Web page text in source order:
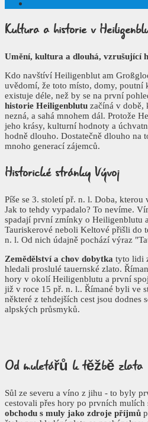
Kultura a historie v
Umění, kultura a dlouhá, vzrušující
Kdo navštíví Heiligenblut am
uvědomí, že toto místo, domy, poutní
existuje déle, než by se na první
historie Heiligenblutu začíná v době,
nezná, a sahá mnohem dál. Protože
jeho krásy, kulturní hodnoty a
hodně dlouho. Dostatečně dlouho na
mnoho generací zájemců.
Historické stránky Vývoj
Píše se 3. století př. n. l. Doba, kterou
Jak to tehdy vypadalo? To nevíme.
spadají první zmínky o Heiligenblutu
Tauriskerové neboli Keltové přišli do
n. l. Od nich údajně pochází výraz
Zemědělství a chov dobytka tyto lidi
hledali proslulé tauernské zlato.
hory v okolí Heiligenblutu a první
již v roce 15 př. n. l.. Římané byli ve
některé z tehdejších cest jsou dodnes
alpských průsmyků.
Od muletářů k těžbě zlata
Sůl ze severu a víno z jihu - to byly
cestovali přes hory po prvních mulích
obchodu s muly jako zdroje příjmů